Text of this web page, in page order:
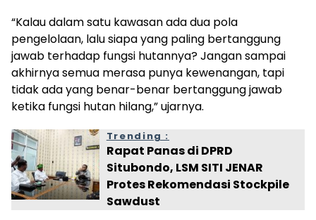
“Kalau dalam satu kawasan ada dua pola
pengelolaan, lalu siapa yang paling bertanggung
jawab terhadap fungsi hutannya? Jangan sampai
akhirnya semua merasa punya kewenangan, tapi
tidak ada yang benar-benar bertanggung jawab
ketika fungsi hutan hilang,” ujarnya.
Trending :
Rapat Panas di DPRD
Situbondo, LSM SITI JENAR
Protes Rekomendasi Stockpile
Sawdust